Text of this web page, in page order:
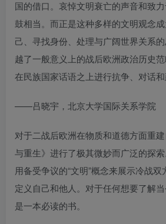
国的借口。哀悼文明衰亡的声音和致
鼓相当。而正是这种多样的文明观念
己、寻找身份、处理与广阔世界关系
越了一般意义上的战后欧洲政治历史
在民族国家话语之上进行抗争、对话和
——吕晓宇，北京大学国际关系学院
对于二战后欧洲在物质和道德方面重
与重生》进行了极其微妙而广泛的探
用备受争议的“文明”概念来展示冷战
定义自己和他人。对于任何想要了解
是一本必读的书。